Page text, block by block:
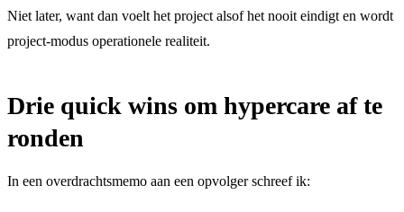
Niet later, want dan voelt het project alsof het nooit eindigt en wordt
project-modus operationele realiteit.
Drie quick wins om hypercare af te
ronden
In een overdrachtsmemo aan een opvolger schreef ik: